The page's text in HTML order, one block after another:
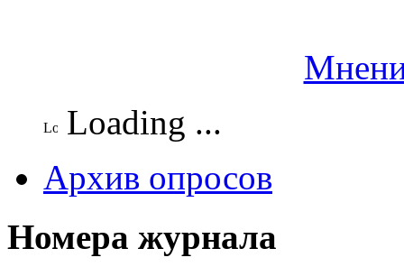
Loading ...
Архив опросов
Номера журнала